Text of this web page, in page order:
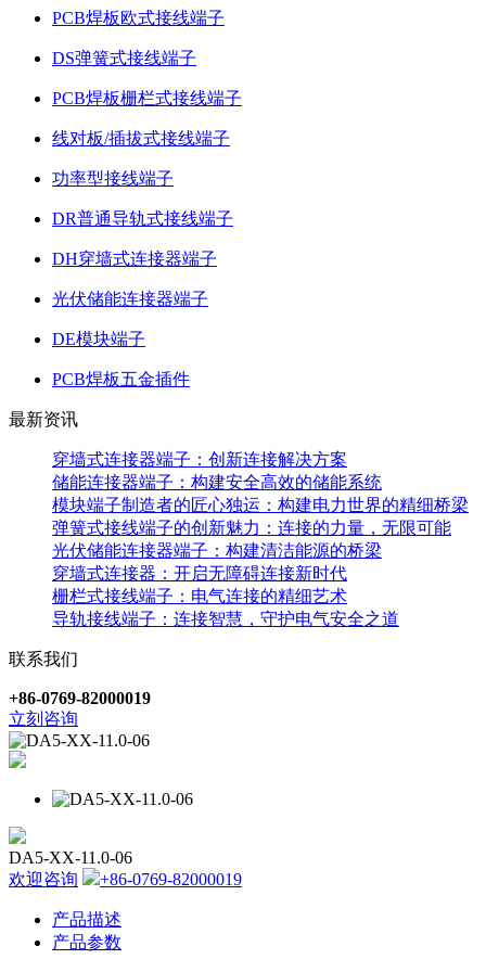
PCB焊板欧式接线端子
DS弹簧式接线端子
PCB焊板栅栏式接线端子
线对板/插拔式接线端子
功率型接线端子
DR普通导轨式接线端子
DH穿墙式连接器端子
光伏储能连接器端子
DE模块端子
PCB焊板五金插件
最新资讯
穿墙式连接器端子：创新连接解决方案
储能连接器端子：构建安全高效的储能系统
模块端子制造者的匠心独运：构建电力世界的精细桥梁
弹簧式接线端子的创新魅力：连接的力量，无限可能
光伏储能连接器端子：构建清洁能源的桥梁
穿墙式连接器：开启无障碍连接新时代
栅栏式接线端子：电气连接的精细艺术
导轨接线端子：连接智慧，守护电气安全之道
联系我们
+86-0769-82000019
立刻咨询
DA5-XX-11.0-06
欢迎咨询
+86-0769-82000019
产品描述
产品参数